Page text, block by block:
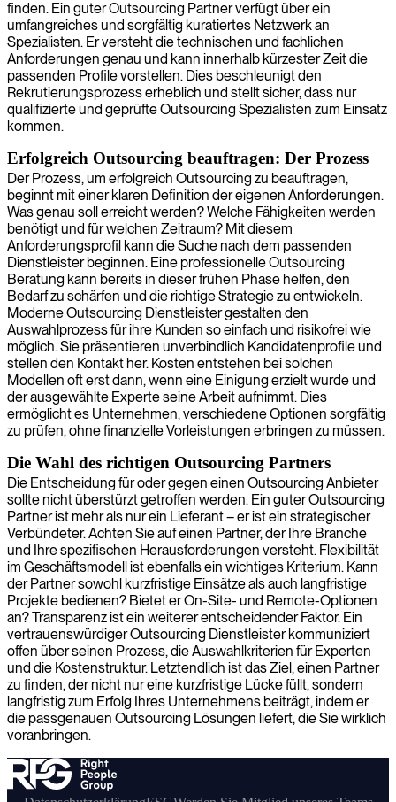
finden. Ein guter Outsourcing Partner verfügt über ein
umfangreiches und sorgfältig kuratiertes Netzwerk an
Spezialisten. Er versteht die technischen und fachlichen
Anforderungen genau und kann innerhalb kürzester Zeit die
passenden Profile vorstellen. Dies beschleunigt den
Rekrutierungsprozess erheblich und stellt sicher, dass nur
qualifizierte und geprüfte Outsourcing Spezialisten zum Einsatz
kommen.
Erfolgreich Outsourcing beauftragen: Der Prozess
Der Prozess, um erfolgreich Outsourcing zu beauftragen,
beginnt mit einer klaren Definition der eigenen Anforderungen.
Was genau soll erreicht werden? Welche Fähigkeiten werden
benötigt und für welchen Zeitraum? Mit diesem
Anforderungsprofil kann die Suche nach dem passenden
Dienstleister beginnen. Eine professionelle Outsourcing
Beratung kann bereits in dieser frühen Phase helfen, den
Bedarf zu schärfen und die richtige Strategie zu entwickeln.
Moderne Outsourcing Dienstleister gestalten den
Auswahlprozess für ihre Kunden so einfach und risikofrei wie
möglich. Sie präsentieren unverbindlich Kandidatenprofile und
stellen den Kontakt her. Kosten entstehen bei solchen
Modellen oft erst dann, wenn eine Einigung erzielt wurde und
der ausgewählte Experte seine Arbeit aufnimmt. Dies
ermöglicht es Unternehmen, verschiedene Optionen sorgfältig
zu prüfen, ohne finanzielle Vorleistungen erbringen zu müssen.
Die Wahl des richtigen Outsourcing Partners
Die Entscheidung für oder gegen einen Outsourcing Anbieter
sollte nicht überstürzt getroffen werden. Ein guter Outsourcing
Partner ist mehr als nur ein Lieferant – er ist ein strategischer
Verbündeter. Achten Sie auf einen Partner, der Ihre Branche
und Ihre spezifischen Herausforderungen versteht. Flexibilität
im Geschäftsmodell ist ebenfalls ein wichtiges Kriterium. Kann
der Partner sowohl kurzfristige Einsätze als auch langfristige
Projekte bedienen? Bietet er On-Site- und Remote-Optionen
an? Transparenz ist ein weiterer entscheidender Faktor. Ein
vertrauenswürdiger Outsourcing Dienstleister kommuniziert
offen über seinen Prozess, die Auswahlkriterien für Experten
und die Kostenstruktur. Letztendlich ist das Ziel, einen Partner
zu finden, der nicht nur eine kurzfristige Lücke füllt, sondern
langfristig zum Erfolg Ihres Unternehmens beiträgt, indem er
die passgenauen Outsourcing Lösungen liefert, die Sie wirklich
voranbringen.